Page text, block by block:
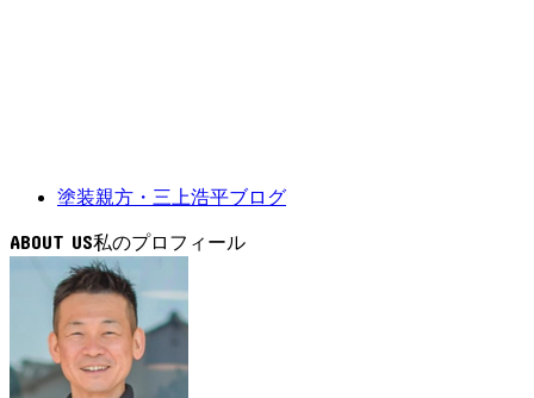
塗装親方・三上浩平ブログ
ABOUT US